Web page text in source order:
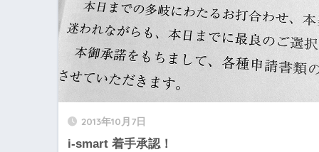
2013年10月7日
i-smart 着手承認！